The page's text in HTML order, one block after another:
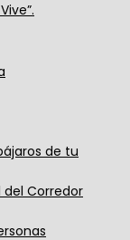
de tu
del Corredor